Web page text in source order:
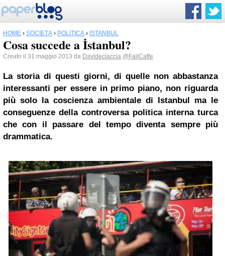
HOME › SOCIETÀ › POLITICA › ISTANBUL
Cosa succede a İstanbul?
Creato il 31 maggio 2013 da Davideciaccia @FailCaffe
La storia di questi giorni, di quelle non abbastanza
interessanti per essere in primo piano, non riguarda
più solo la coscienza ambientale di Istanbul ma le
conseguenze della controversa politica interna turca
che con il passare del tempo diventa sempre più
drammatica.